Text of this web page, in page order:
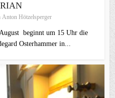
Anton Hötzelsperger
beginnt um 15 Uhr die
Osterhammer in...